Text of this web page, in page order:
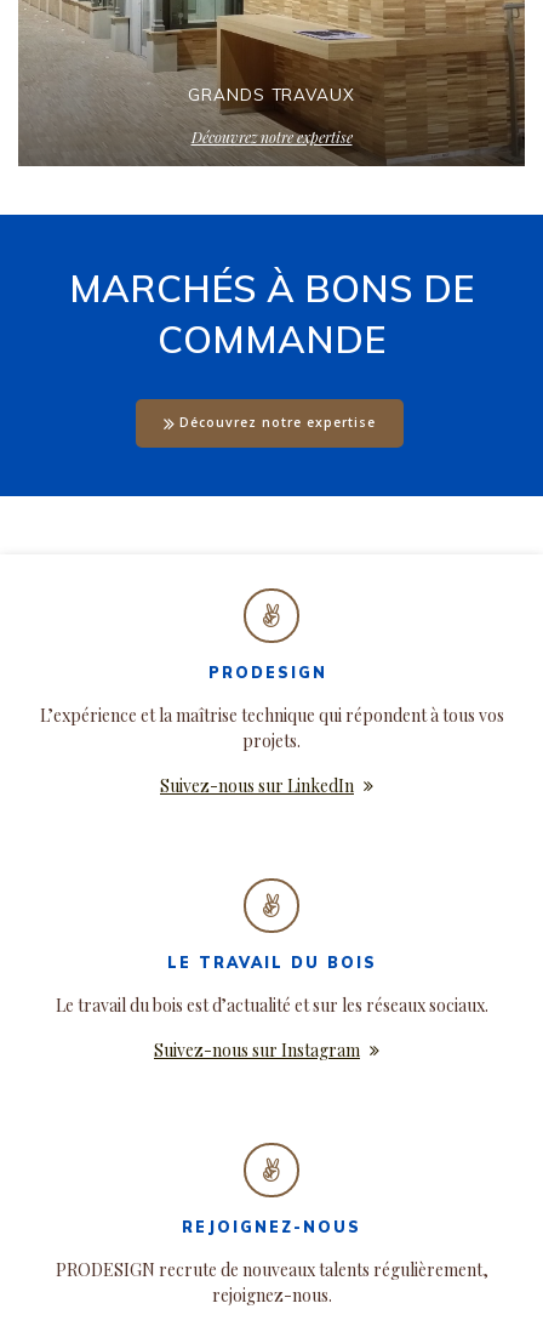
GRANDS TRAVAUX
Découvrez notre expertise
MARCHÉS À BONS DE
COMMANDE
Découvrez notre expertise
PRODESIGN
L’expérience et la maîtrise technique qui répondent à tous vos
projets.
Suivez-nous sur LinkedIn
LE TRAVAIL DU BOIS
Le travail du bois est d’actualité et sur les réseaux sociaux.
Suivez-nous sur Instagram
REJOIGNEZ-NOUS
PRODESIGN recrute de nouveaux talents régulièrement,
rejoignez-nous.